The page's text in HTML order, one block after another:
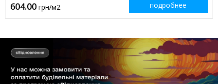
604.00 грн/м2 подробнее